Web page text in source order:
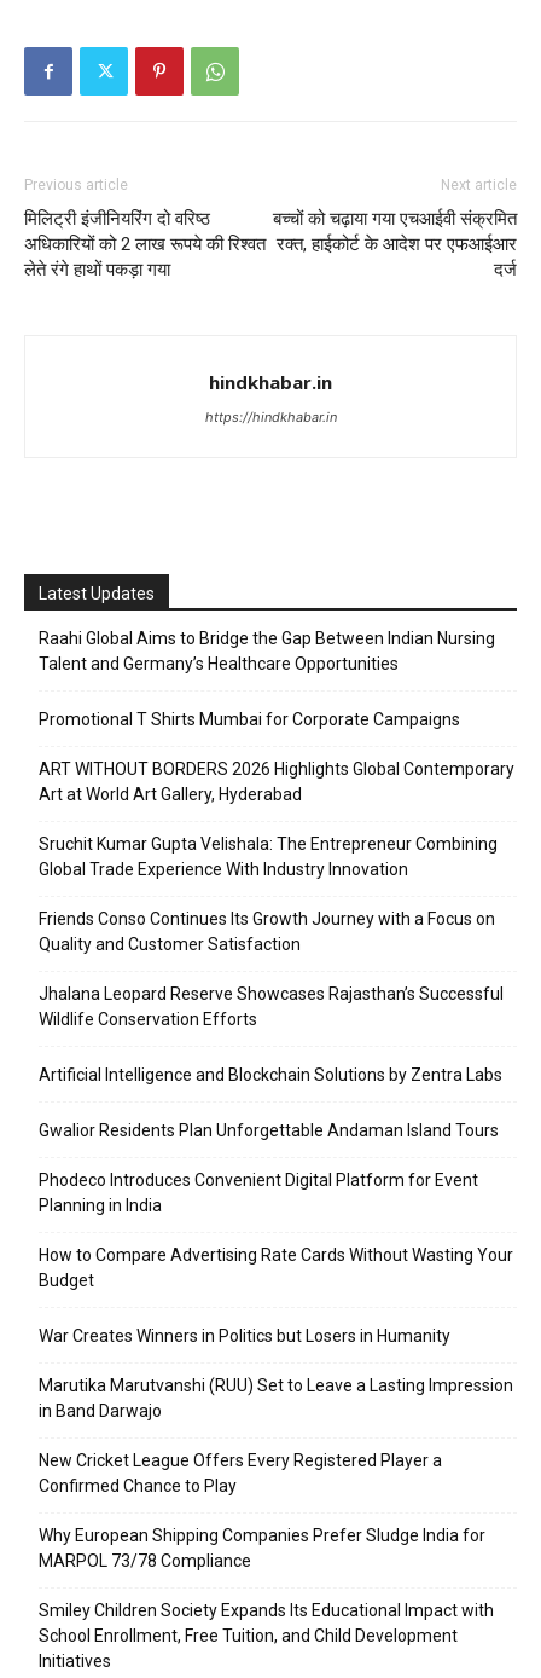
Previous article
मिलिट्री इंजीनियरिंग दो वरिष्ठ
अधिकारियों को 2 लाख रूपये की रिश्वत
लेते रंगे हाथों पकड़ा गया
Next article
बच्चों को चढ़ाया गया एचआईवी संक्रमित
रक्त, हाईकोर्ट के आदेश पर एफआईआर
दर्ज
hindkhabar.in
https://hindkhabar.in
Latest Updates
Raahi Global Aims to Bridge the Gap Between Indian Nursing
Talent and Germany’s Healthcare Opportunities
Promotional T Shirts Mumbai for Corporate Campaigns
ART WITHOUT BORDERS 2026 Highlights Global Contemporary
Art at World Art Gallery, Hyderabad
Sruchit Kumar Gupta Velishala: The Entrepreneur Combining
Global Trade Experience With Industry Innovation
Friends Conso Continues Its Growth Journey with a Focus on
Quality and Customer Satisfaction
Jhalana Leopard Reserve Showcases Rajasthan’s Successful
Wildlife Conservation Efforts
Artificial Intelligence and Blockchain Solutions by Zentra Labs
Gwalior Residents Plan Unforgettable Andaman Island Tours
Phodeco Introduces Convenient Digital Platform for Event
Planning in India
How to Compare Advertising Rate Cards Without Wasting Your
Budget
War Creates Winners in Politics but Losers in Humanity
Marutika Marutvanshi (RUU) Set to Leave a Lasting Impression
in Band Darwajo
New Cricket League Offers Every Registered Player a
Confirmed Chance to Play
Why European Shipping Companies Prefer Sludge India for
MARPOL 73/78 Compliance
Smiley Children Society Expands Its Educational Impact with
School Enrollment, Free Tuition, and Child Development
Initiatives